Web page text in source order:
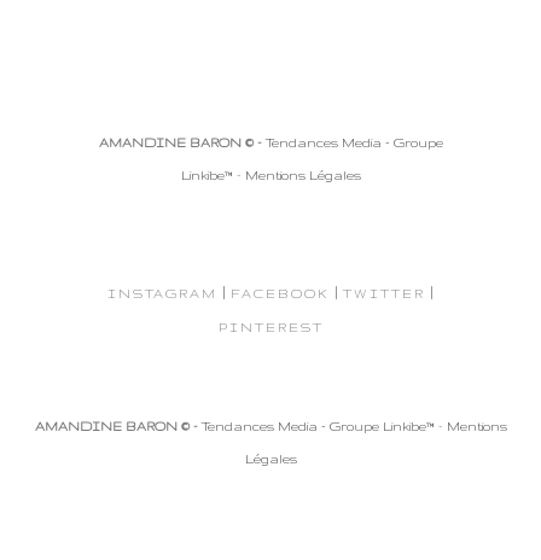
AMANDINE BARON © -Tendances Media - Groupe
Linkibe™ - Mentions Légales
INSTAGRAM | FACEBOOK | TWITTER |
PINTEREST
AMANDINE BARON © -Tendances Media - Groupe Linkibe™ - Mentions
Légales